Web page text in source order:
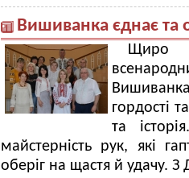
Вишиванка єднає та
Щиро
гордості
та
майстерність рук, які
оберіг на щастя й удачу.